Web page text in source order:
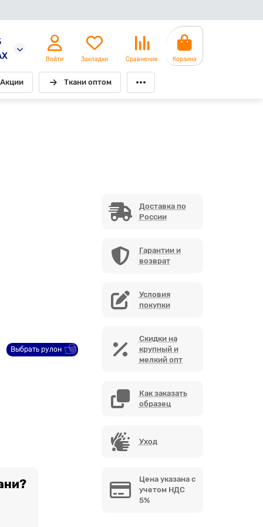
Войти Закладки Сравнение Корзина
Акции Ткани оптом
Выбрать рулон
Доставка по
России
Гарантии и
возврат
Условия
покупки
Скидки на
крупный и
мелкий опт
Как заказать
образец
Уход
Цена указана с
учетом НДС
5%